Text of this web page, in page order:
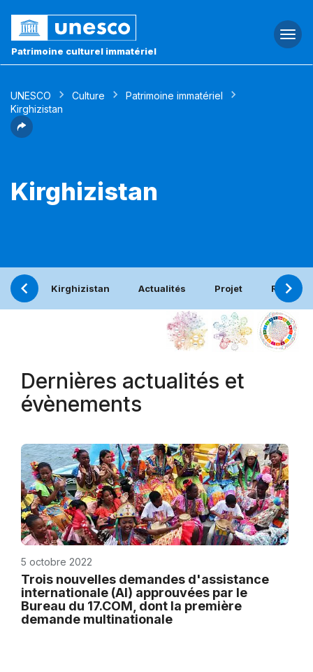
Patrimoine culturel immatériel
UNESCO Culture
Patrimoine immatériel
Kirghizistan
Kirghizistan
Kirghizistan Actualités Projet Rapport
Dernières actualités et
évènements
5 octobre 2022
Trois nouvelles demandes d'assistance
internationale (AI) approuvées par le
Bureau du 17.COM, dont la première
demande multinationale